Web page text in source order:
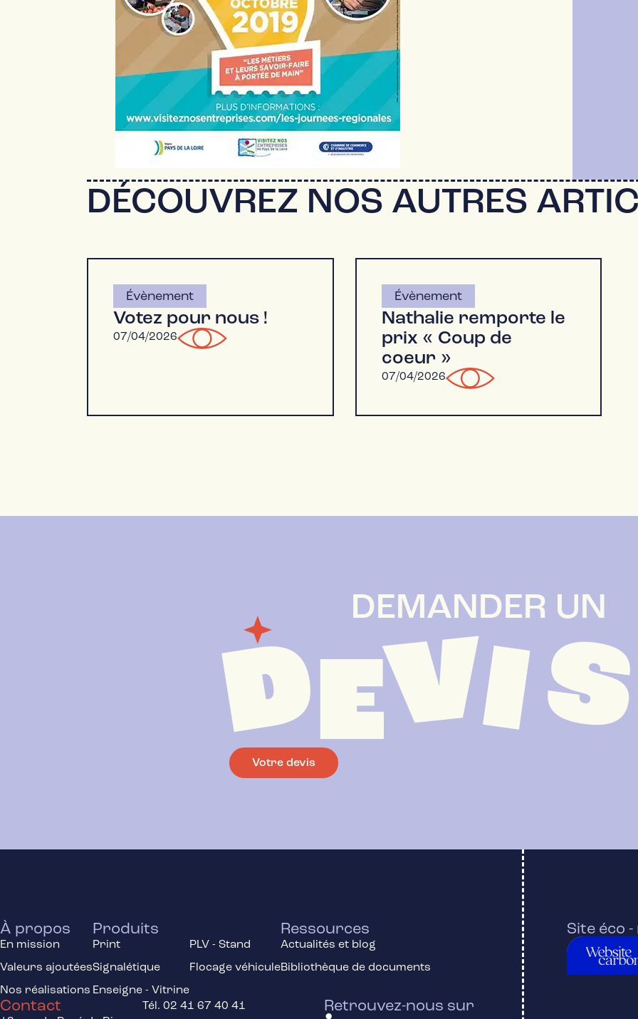
DÉCOUVREZ NOS AUTRES
Évènement
Votez pour nous !
07/04/2026
Évènement
Nathalie remporte le
prix « Coup de
coeur »
07/04/2026
DEMANDER UN
DEVI
Votre devis
À propos
En mission
Valeurs ajoutées
Nos réalisations
Produits
Print
Signalétique
Enseigne - Vitrine
PLV - Stand
Flocage véhicule
Ressources
Actualités et blog
Bibliothèque de documents
Contact Tél. 02 41 67 40 41 Retrouvez-nous sur
Site éco